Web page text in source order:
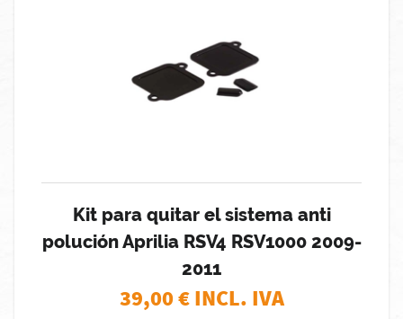
Kit para quitar el sistema anti
polución Aprilia RSV4 RSV1000 2009-
2011
39,00€ INCL. IVA